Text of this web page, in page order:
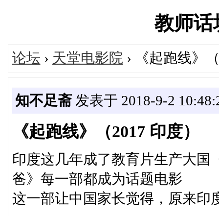
教师话
论坛 › 天堂电影院 › 《起跑线》
知不足斋发表于 2018-9-2
《起跑线》（2017 印度）
印度这几年成了教育片生产大国
爸》每一部都成为话题电影
这一部让中国家长觉得，原来印